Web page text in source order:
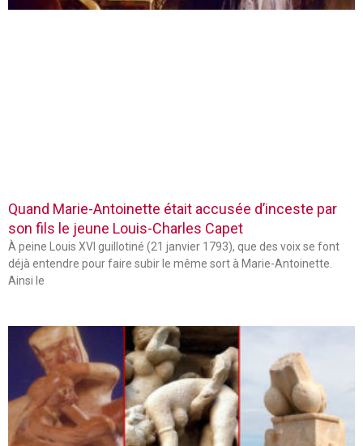
Quand Marie-Antoinette était accusée d’inceste par
son fils le jeune Louis-Charles Capet
À peine Louis XVI guillotiné (21 janvier 1793), que des voix se font
déjà entendre pour faire subir le même sort à Marie-Antoinette.
Ainsi le